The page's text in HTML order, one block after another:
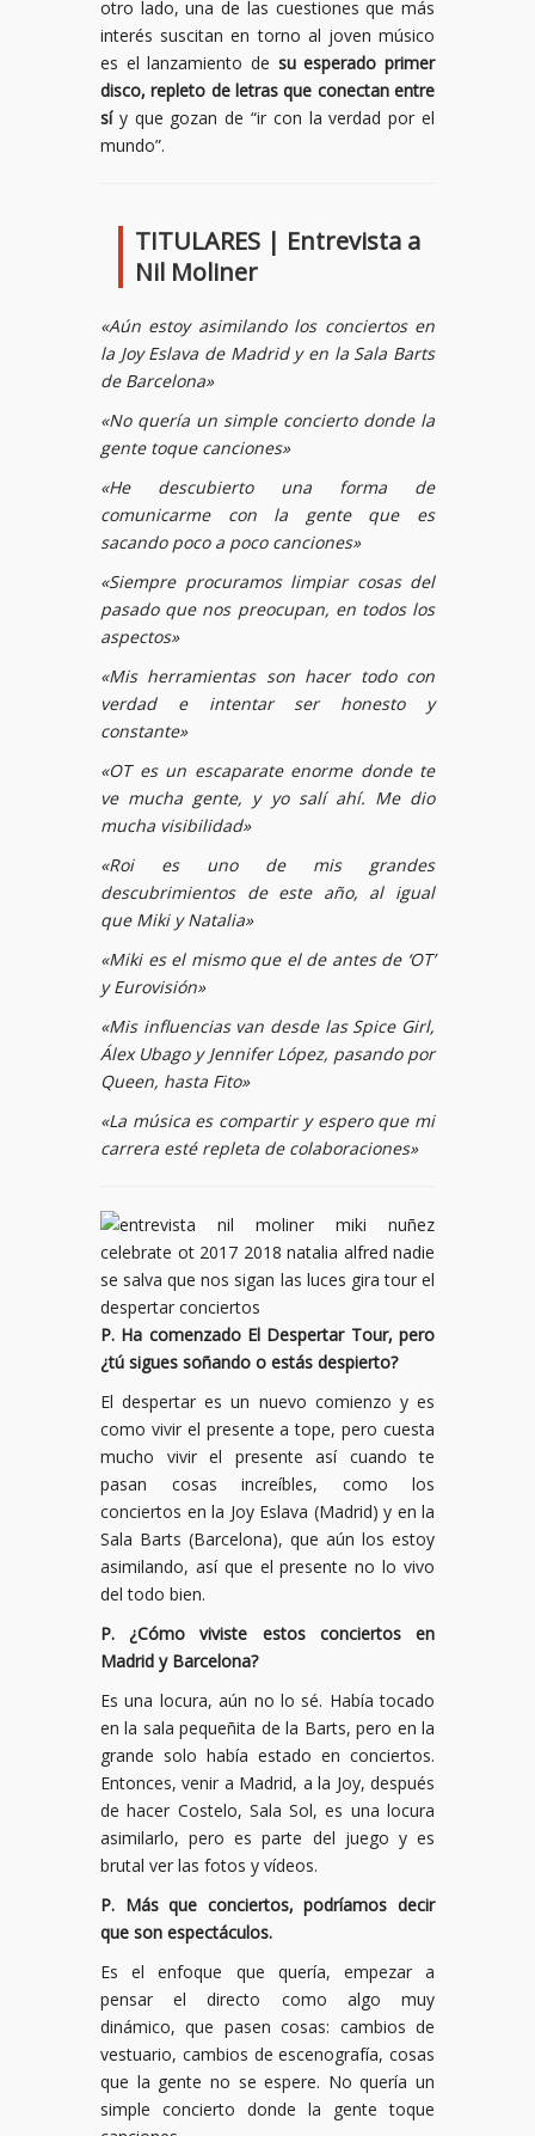
otro lado, una de las cuestiones que más
interés suscitan en torno al joven músico
es el lanzamiento de su esperado primer
disco, repleto de letras que conectan entre
síy que gozan de “ir con la verdad por el
mundo”.
TITULARES | Entrevista a
Nil Moliner
«Aún estoy asimilando los conciertos en
la Joy Eslava de Madrid y en la Sala Barts
de Barcelona»
«No quería un simple concierto donde la
gente toque canciones»
«He descubierto una forma de
comunicarme con la gente que es
sacando poco a poco canciones»
«Siempre procuramos limpiar cosas del
pasado que nos preocupan, en todos los
aspectos»
«Mis herramientas son hacer todo con
verdad e intentar ser honesto y
constante»
«OT es un escaparate enorme donde te
ve mucha gente, y yo salí ahí. Me dio
mucha visibilidad»
«Roi es uno de mis grandes
descubrimientos de este año, al igual
que Miki y Natalia»
«Miki es el mismo que el de antes de ‘OT’
y Eurovisión»
«Mis influencias van desde las Spice Girl,
Álex Ubago y Jennifer López, pasando por
Queen, hasta Fito»
«La música es compartir y espero que mi
carrera esté repleta de colaboraciones»
P. Ha comenzado El Despertar Tour, pero
¿tú sigues soñando o estás despierto?
El despertar es un nuevo comienzo y es
como vivir el presente a tope, pero cuesta
mucho vivir el presente así cuando te
pasan cosas increíbles, como los
conciertos en la Joy Eslava (Madrid) y en la
Sala Barts (Barcelona), que aún los estoy
asimilando, así que el presente no lo vivo
del todo bien.
P. ¿Cómo viviste estos conciertos en
Madrid y Barcelona?
Es una locura, aún no lo sé. Había tocado
en la sala pequeñita de la Barts, pero en la
grande solo había estado en conciertos.
Entonces, venir a Madrid, a la Joy, después
de hacer Costelo, Sala Sol, es una locura
asimilarlo, pero es parte del juego y es
brutal ver las fotos y vídeos.
P. Más que conciertos, podríamos decir
que son espectáculos.
Es el enfoque que quería, empezar a
pensar el directo como algo muy
dinámico, que pasen cosas: cambios de
vestuario, cambios de escenografía, cosas
que la gente no se espere. No quería un
simple concierto donde la gente toque